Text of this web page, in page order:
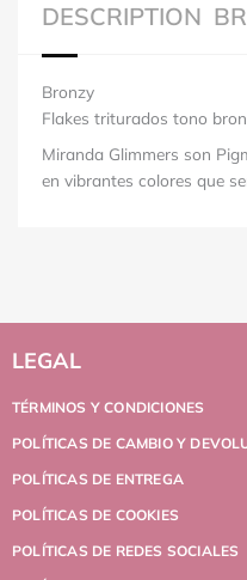
DESCRIPTION
Bronzy
Flakes triturados tono
Miranda Glimmers son
en vibrantes colores que
LEGAL
TÉRMINOS Y CONDICIONES
POLÍTICAS DE CAMBIO Y
POLÍTICAS DE ENTREGA
POLÍTICAS DE COOKIES
POLÍTICAS DE REDES SOCIALES